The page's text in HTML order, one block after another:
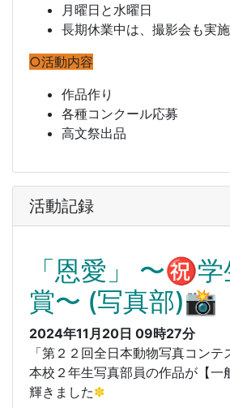
月曜日と水曜日
長期休業中は、撮影会も実施
○活動内容
作品作り
各種コンクール応募
高文祭出品
活動記録
「恩愛」 〜㊗️
賞〜 (写真部)📸
2024年11月20日 09時27分
「第２２回全日本動物写真コンテ
本校２年生写真部員の作品が【一
輝きました✽